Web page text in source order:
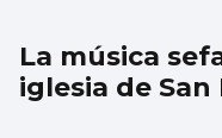
La música
iglesia de